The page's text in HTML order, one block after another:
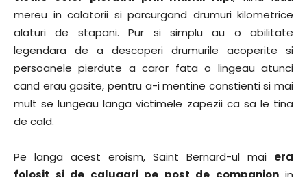
mereu in calatorii si parcurgand drumuri kilometrice
alaturi de stapani. Pur si simplu au o abilitate
legendara de a descoperi drumurile acoperite si
persoanele pierdute a caror fata o lingeau atunci
cand erau gasite, pentru a-i mentine constienti si mai
mult se lungeau langa victimele zapezii ca sa le tina
de cald.
Pe langa acest eroism, Saint Bernard-ul mai era